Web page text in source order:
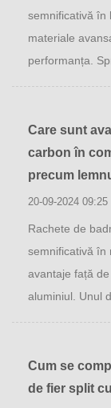
semnificativă în
materiale
performanța.
Care sunt
carbon în
precum
20-09-2024 09:25
Rachete de
semnificativă în
avantaje față
aluminiul. Unul
Cum se
de fier split